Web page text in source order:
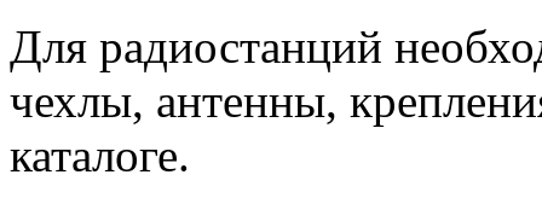
Для радиостанций
чехлы, антенны,
каталоге.